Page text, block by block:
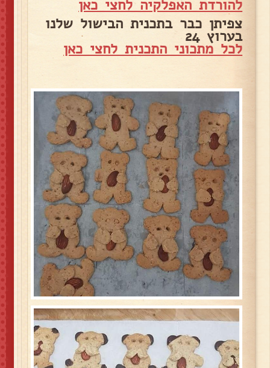
להורדת האפלקיה לחצי כאן
צפיתן כבר בתכנית הבישול שלנו
בערוץ 24
לכל מתכוני התכנית לחצי כאן